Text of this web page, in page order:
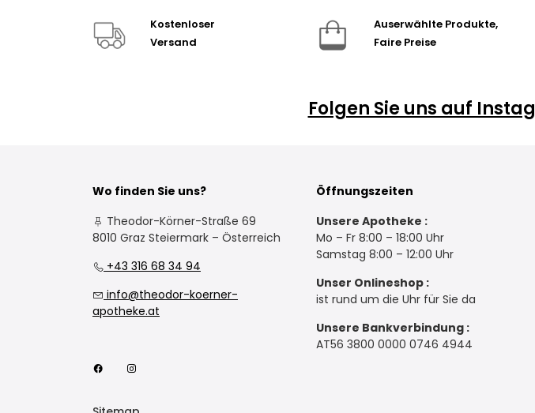
Kostenloser
Versand
Auserwählte Produkte,
Faire Preise
Folgen Sie uns auf
Wo finden Sie uns?
Theodor-Körner-Straße 69
8010 Graz Steiermark – Österreich
+43 316 68 34 94
info@theodor-koerner-
apotheke.at
Öffnungszeiten
Unsere Apotheke :
Mo – Fr 8:00 – 18:00 Uhr
Samstag 8:00 – 12:00 Uhr
Unser Onlineshop :
ist rund um die Uhr für Sie da
Unsere Bankverbindung :
AT56 3800 0000 0746 4944